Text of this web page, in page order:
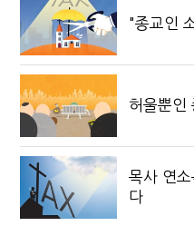
"종교인
허울뿐인
목사 연
다